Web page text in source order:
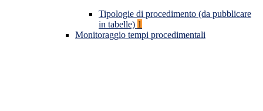
Tipologie di procedimento (da pubblicare
in tabelle) 1
Monitoraggio tempi procedimentali